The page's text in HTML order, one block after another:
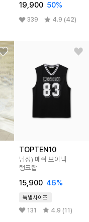
19,900 50%
339 4.9 (42)
TOPTEN10
남성) 메쉬 브이넥
탱크탑
15,900 46%
특별사이즈
131 4.9 (11)